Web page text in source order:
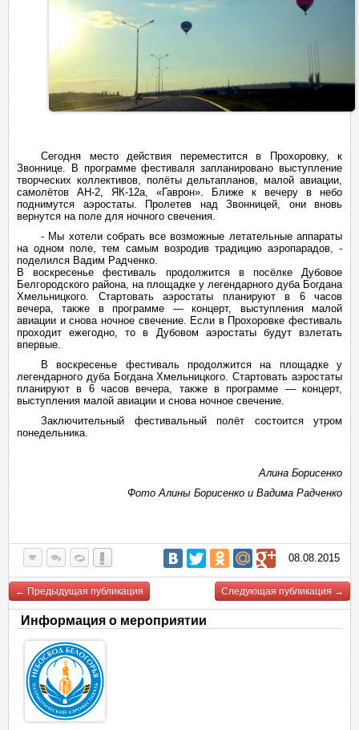
Сегодня место действия переместится в Прохоровку, к
Звоннице. В программе фестиваля запланировано выступление
творческих коллективов, полёты дельтапланов, малой авиации,
самолётов АН-2, ЯК-12а, «Гаврон». Ближе к вечеру в небо
поднимутся аэростаты. Пролетев над Звонницей, они вновь
вернутся на поле для ночного свечения.
- Мы хотели собрать все возможные летательные аппараты
на одном поле, тем самым возродив традицию аэропарадов, -
поделился Вадим Радченко.
В воскресенье фестиваль продолжится в посёлке Дубовое
Белгородского района, на площадке у легендарного дуба Богдана
Хмельницкого. Стартовать аэростаты планируют в 6 часов
вечера, также в программе — концерт, выступления малой
авиации и снова ночное свечение. Если в Прохоровке фестиваль
проходит ежегодно, то в Дубовом аэростаты будут взлетать
впервые.
В воскресенье фестиваль продолжится на площадке у
легендарного дуба Богдана Хмельницкого. Стартовать аэростаты
планируют в 6 часов вечера, также в программе — концерт,
выступления малой авиации и снова ночное свечение.
Заключительный фестивальный полёт состоится утром
понедельника.
Алина Борисенко
Фото Алины Борисенко и Вадима Радченко
08.08.2015
← Предыдущая публикация Следующая публикация →
Информация о мероприятии